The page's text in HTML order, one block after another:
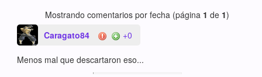
Mostrando comentarios por fecha (página 1 de 1)
Caragato84
+0
Menos mal que descartaron eso...